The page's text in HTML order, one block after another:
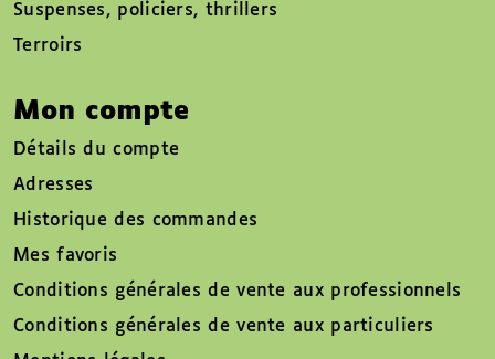
Suspenses, policiers, thrillers
Terroirs
Mon compte
Détails du compte
Adresses
Historique des commandes
Mes favoris
Conditions générales de vente aux professionnels
Conditions générales de vente aux particuliers